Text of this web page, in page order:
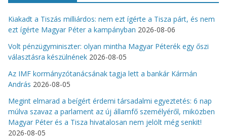
Kiakadt a Tiszás milliárdos: nem ezt ígérte a Tisza párt, és nem
ezt ígérte Magyar Péter a kampányban 2026-08-06
Volt pénzügyminiszter: olyan mintha Magyar Péterék egy őszi
választásra készülnének 2026-08-05
Az IMF kormányzótanácsának tagja lett a bankár Kármán
András 2026-08-05
Megint elmarad a beígért érdemi társadalmi egyeztetés: 6 nap
múlva szavaz a parlament az új államfő személyéről, miközben
Magyar Péter és a Tisza hivatalosan nem jelölt még senkit!
2026-08-05